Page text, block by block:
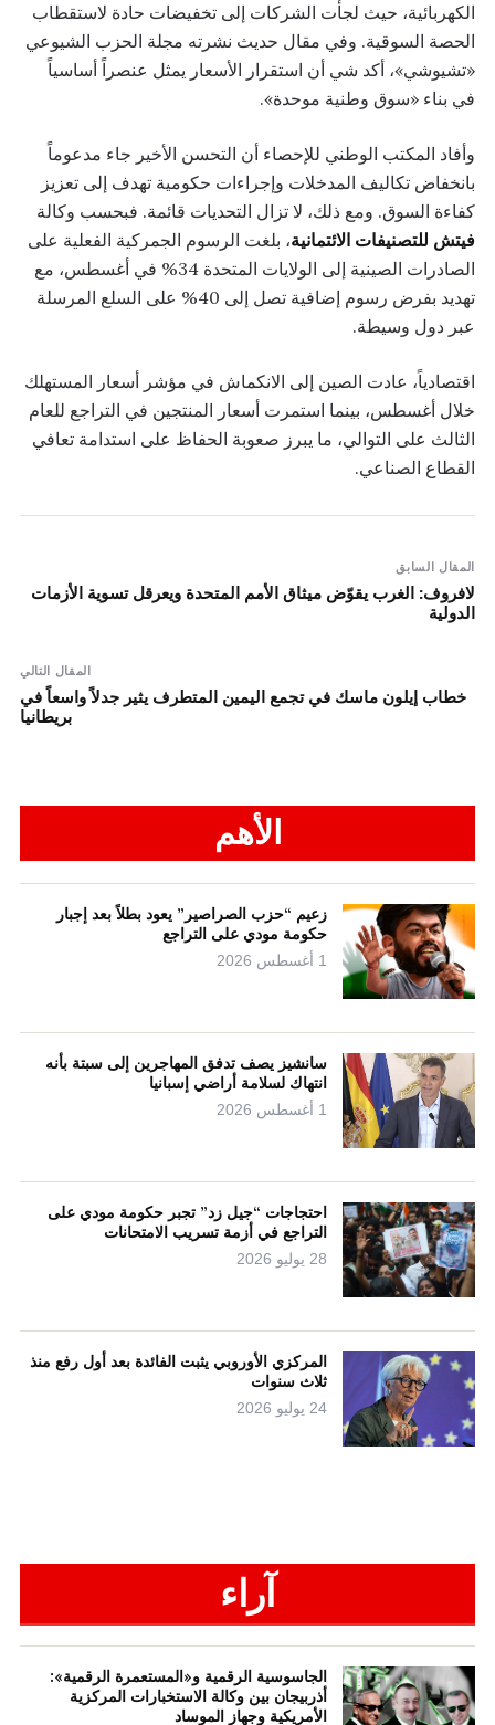
الكهربائية، حيث لجأت الشركات إلى تخفيضات حادة لاستقطاب
الحصة السوقية. وفي مقال حديث نشرته مجلة الحزب الشيوعي
«تشيوشي»، أكد شي أن استقرار الأسعار يمثل عنصراً أساسياً
في بناء «سوق وطنية موحدة».
وأفاد المكتب الوطني للإحصاء أن التحسن الأخير جاء مدعوماً
بانخفاض تكاليف المدخلات وإجراءات حكومية تهدف إلى تعزيز
كفاءة السوق. ومع ذلك، لا تزال التحديات قائمة. فبحسب وكالة
فيتش للتصنيفات الائتمانية، بلغت الرسوم الجمركية الفعلية على
الصادرات الصينية إلى الولايات المتحدة 34% في أغسطس، مع
تهديد بفرض رسوم إضافية تصل إلى 40% على السلع المرسلة
عبر دول وسيطة.
اقتصادياً، عادت الصين إلى الانكماش في مؤشر أسعار المستهلك
خلال أغسطس، بينما استمرت أسعار المنتجين في التراجع للعام
الثالث على التوالي، ما يبرز صعوبة الحفاظ على استدامة تعافي
القطاع الصناعي.
المقال السابق
لافروف: الغرب يقوّض ميثاق الأمم المتحدة ويعرقل تسوية الأزمات
الدولية
المقال التالي
خطاب إيلون ماسك في تجمع اليمين المتطرف يثير جدلاً واسعاً في
بريطانيا
الأهم
زعيم “حزب الصراصير” يعود بطلاً بعد إجبار
حكومة مودي على التراجع
1 أغسطس 2026
سانشيز يصف تدفق المهاجرين إلى سبتة بأنه
انتهاك لسلامة أراضي إسبانيا
1 أغسطس 2026
احتجاجات “جيل زد” تجبر حكومة مودي على
التراجع في أزمة تسريب الامتحانات
28 يوليو 2026
المركزي الأوروبي يثبت الفائدة بعد أول رفع منذ
ثلاث سنوات
24 يوليو 2026
آراء
الجاسوسية الرقمية و«المستعمرة الرقمية»:
أذربيجان بين وكالة الاستخبارات المركزية
الأمريكية وجهاز الموساد